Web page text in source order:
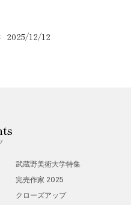
2025/12/12
武蔵野美術大学特集
完売作家 2025
クローズアップ